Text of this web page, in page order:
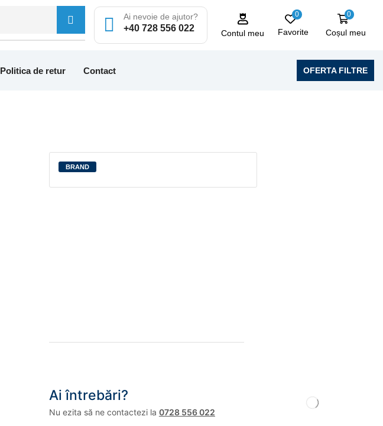
Ai nevoie de ajutor?
+40 728 556 022
Contul meu
0
Favorite
0
Coșul meu
Politica de retur Contact OFERTA FILTRE
BRAND
Ai întrebări?
Nu ezita să ne contactezi la 0728 556 022